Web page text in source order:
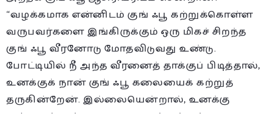
“வழக்கமாக என்னிடம் குங் ஃபூ கற்றுக்கொள்ள
வருபவர்களை இங்கிருக்கும் ஒரு மிகச் சிறந்த
குங் ஃபூ வீரனோடு மோதவிடுவது உண்டு.
போட்டியில் நீ அந்த வீரனைத் தாக்குப் பிடித்தால்,
உனக்குக் நான் குங் ஃபூ கலையைக் கற்றுத்
தருகின்றேன். இல்லையென்றால், உனக்கு